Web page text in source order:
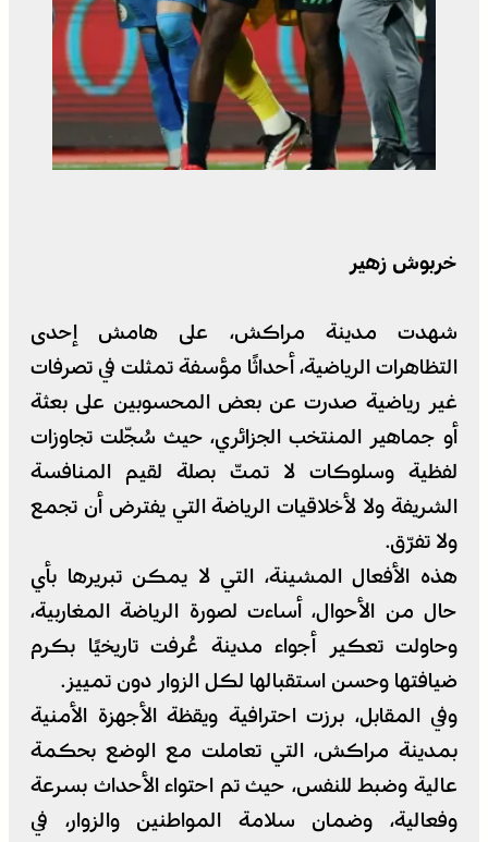
‏خربوش زهير
شهدت مدينة مراكش، على هامش إحدى
التظاهرات الرياضية، أحداثًا مؤسفة تمثلت في تصرفات
غير رياضية صدرت عن بعض المحسوبين على بعثة
أو جماهير المنتخب الجزائري، حيث سُجّلت تجاوزات
لفظية وسلوكات لا تمتّ بصلة لقيم المنافسة
الشريفة ولا لأخلاقيات الرياضة التي يفترض أن تجمع
ولا تفرّق.
هذه الأفعال المشينة، التي لا يمكن تبريرها بأي
حال من الأحوال، أساءت لصورة الرياضة المغاربية،
وحاولت تعكير أجواء مدينة عُرفت تاريخيًا بكرم
ضيافتها وحسن استقبالها لكل الزوار دون تمييز.
وفي المقابل، برزت احترافية ويقظة الأجهزة الأمنية
بمدينة مراكش، التي تعاملت مع الوضع بحكمة
عالية وضبط للنفس، حيث تم احتواء الأحداث بسرعة
وفعالية، وضمان سلامة المواطنين والزوار، في